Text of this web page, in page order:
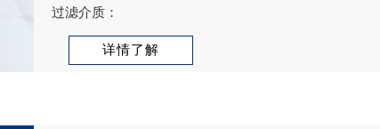
过滤介质：
详情了解